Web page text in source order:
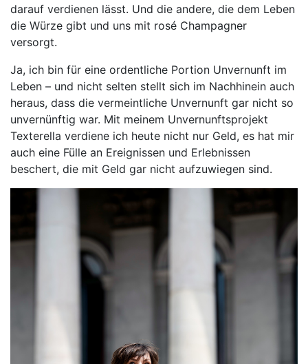
darauf verdienen lässt. Und die andere, die dem Leben
die Würze gibt und uns mit rosé Champagner
versorgt.
Ja, ich bin für eine ordentliche Portion Unvernunft im
Leben – und nicht selten stellt sich im Nachhinein auch
heraus, dass die vermeintliche Unvernunft gar nicht so
unvernünftig war. Mit meinem Unvernunftsprojekt
Texterella verdiene ich heute nicht nur Geld, es hat mir
auch eine Fülle an Ereignissen und Erlebnissen
beschert, die mit Geld gar nicht aufzuwiegen sind.